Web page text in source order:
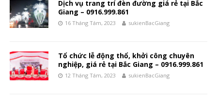
Dịch vụ trang trí đèn đường giá rẻ tại Bắc
Giang – 0916.999.861
16 Tháng Tám, 2023 sukienBacGiang
Tổ chức lễ động thổ, khởi công chuyên
nghiệp, giá rẻ tại Bắc Giang – 0916.999.861
12 Tháng Tám, 2023 sukienBacGiang